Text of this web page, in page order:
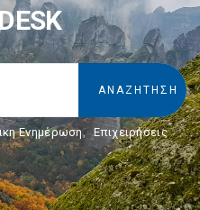
Ενημέρωση, Επιχειρήσεις